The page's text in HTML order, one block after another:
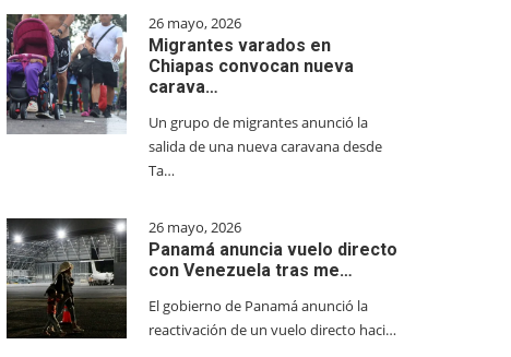
26 mayo, 2026
Migrantes varados en
Chiapas convocan nueva
carava…
Un grupo de migrantes anunció la
salida de una nueva caravana desde
Ta…
26 mayo, 2026
Panamá anuncia vuelo directo
con Venezuela tras me…
El gobierno de Panamá anunció la
reactivación de un vuelo directo haci…